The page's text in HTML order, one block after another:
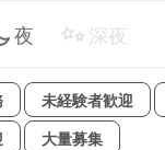
夜 深夜
未経験者歓迎
大量募集